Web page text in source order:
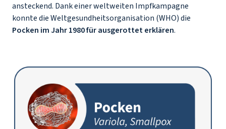
ansteckend. Dank einer weltweiten Impfkampagne
konnte die Weltgesundheitsorganisation (WHO) die
Pocken im Jahr 1980 für ausgerottet erklären.